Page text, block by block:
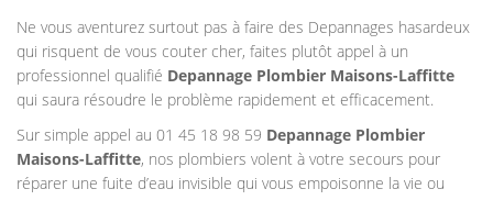
Ne vous aventurez surtout pas à faire des Depannages hasardeux
qui risquent de vous couter cher, faites plutôt appel à un
professionnel qualifié Depannage Plombier Maisons-Laffitte
qui saura résoudre le problème rapidement et efficacement.
Sur simple appel au 01 45 18 98 59 Depannage Plombier
Maisons-Laffitte, nos plombiers volent à votre secours pour
réparer une fuite d’eau invisible qui vous empoisonne la vie ou